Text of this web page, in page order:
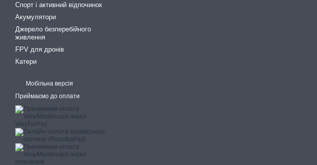
Спорт і активний відпочинок
Акумулятори
Джерело безперебійного
живлення
FPV для дронів
Катери
Мобільна версія
Приймаємо до оплати